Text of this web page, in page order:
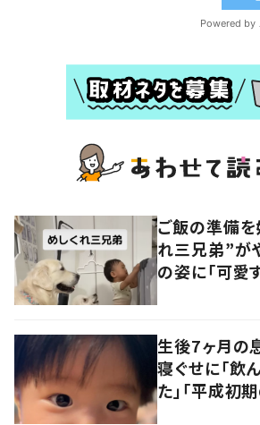
ご飯の準備を
れ三兄弟”が
の姿に「可愛
生後7ヶ月の
寝ぐせに「飲
た」「平成初